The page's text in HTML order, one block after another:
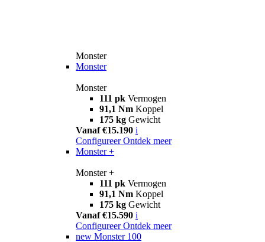
Monster
Monster
Monster
111 pk Vermogen
91,1 Nm Koppel
175 kg Gewicht
Vanaf €15.190 i
Configureer Ontdek meer
Monster +
Monster +
111 pk Vermogen
91,1 Nm Koppel
175 kg Gewicht
Vanaf €15.590 i
Configureer Ontdek meer
new Monster 100